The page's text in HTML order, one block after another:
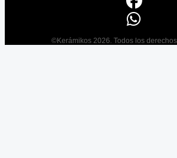
©Kerámikos 2026. Todos los